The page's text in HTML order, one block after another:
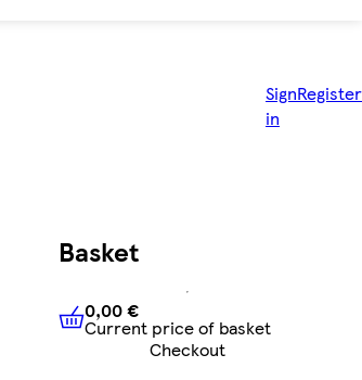
Sign
in
Register
Basket
0,00 €Current price of
0,00 €
Current price of basket
Checkout